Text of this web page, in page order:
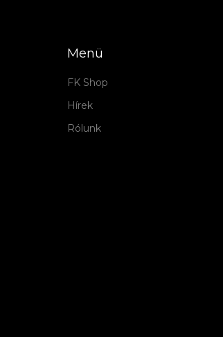
Menü
FK Shop
Hírek
Rólunk